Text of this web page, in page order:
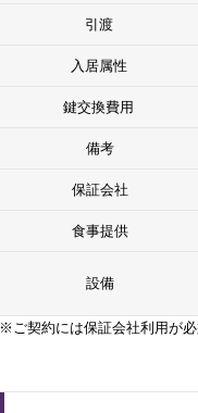
引渡
入居属性
鍵交換費用
備考
保証会社
食事提供
設備
※ご契約には保証会社利用が